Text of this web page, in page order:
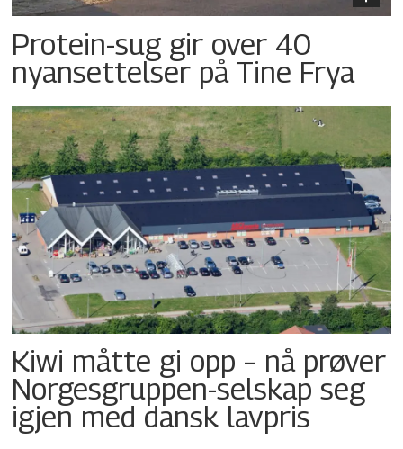
Protein-sug gir over 40
nyansettelser på Tine Frya
Kiwi måtte gi opp – nå prøver
Norgesgruppen-selskap seg
igjen med dansk lavpris